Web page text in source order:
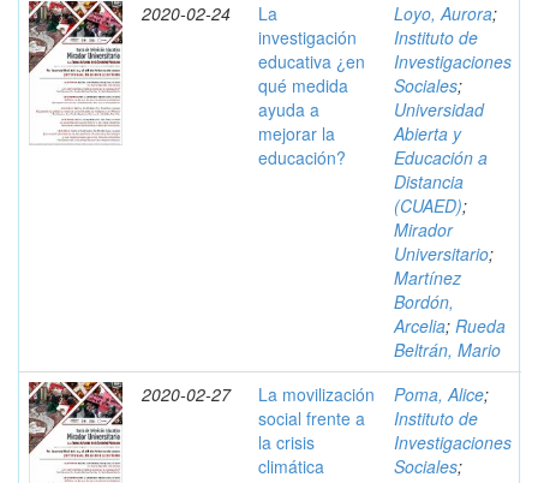
2020-02-24
La
investigación
educativa ¿en
qué medida
ayuda a
mejorar la
educación?
Loyo, Aurora;
Instituto de
Investigaciones
Sociales;
Universidad
Abierta y
Educación a
Distancia
(CUAED);
Mirador
Universitario;
Martínez
Bordón,
Arcelia; Rueda
Beltrán, Mario
2020-02-27
La movilización
social frente a
la crisis
climática
Poma, Alice;
Instituto de
Investigaciones
Sociales;